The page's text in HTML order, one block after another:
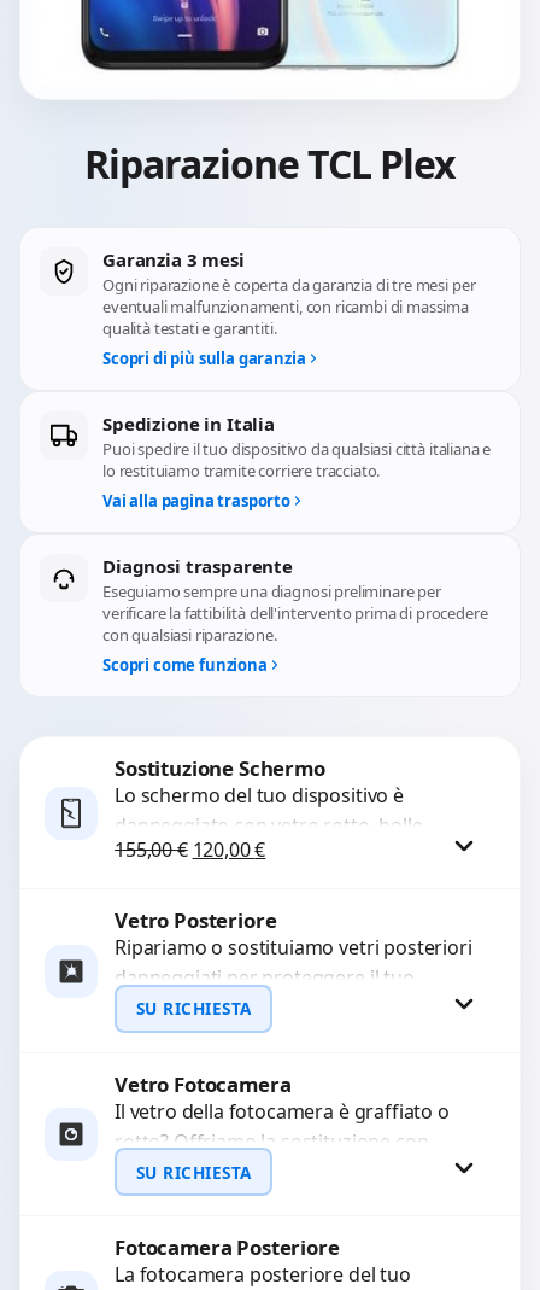
Riparazione TCL Plex
Garanzia 3 mesi
Ogni riparazione è coperta da garanzia di tre mesi per
eventuali malfunzionamenti, con ricambi di massima
qualità testati e garantiti.
Scopri di più sulla garanzia
Spedizione in Italia
Puoi spedire il tuo dispositivo da qualsiasi città italiana e
lo restituiamo tramite corriere tracciato.
Vai alla pagina trasporto
Diagnosi trasparente
Eseguiamo sempre una diagnosi preliminare per
verificare la fattibilità dell'intervento prima di procedere
con qualsiasi riparazione.
Scopri come funziona
Sostituzione Schermo
Lo schermo del tuo dispositivo è
danneggiato con vetro rotto, bolle,
macchie, schermo nero o pixel morti?
155,00€ Il prezzo originale era: 155,00 €.
120,00€Il prezzo attuale è: 120,00 €.
Procedi
Vetro Posteriore
Ripariamo o sostituiamo vetri posteriori
danneggiati per proteggere il tuo
dispositivo e ripristinare l’estetica
originale. Utilizziamo ricambi di alta
SU RICHIESTA
Richiedi Preventivo
WhatsApp
Vetro Fotocamera
Il vetro della fotocamera è graffiato o
rotto? Offriamo la sostituzione con
ricambi di alta qualità garantiti per 3
mesi....
SU RICHIESTA
Richiedi Preventivo
Fotocamera Posteriore
La fotocamera posteriore del tuo